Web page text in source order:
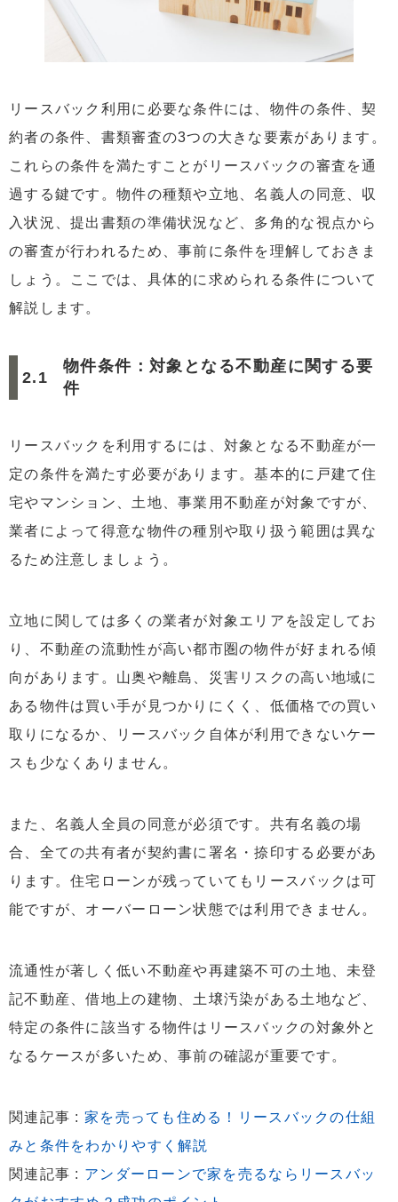
リースバック利用に必要な条件には、物件の条件、契
約者の条件、書類審査の3つの大きな要素があります。
これらの条件を満たすことがリースバックの審査を通
過する鍵です。物件の種類や立地、名義人の同意、収
入状況、提出書類の準備状況など、多角的な視点から
の審査が行われるため、事前に条件を理解しておきま
しょう。ここでは、具体的に求められる条件について
解説します。
物件条件：対象となる不動産に関する要
件
リースバックを利用するには、対象となる不動産が一
定の条件を満たす必要があります。基本的に戸建て住
宅やマンション、土地、事業用不動産が対象ですが、
業者によって得意な物件の種別や取り扱う範囲は異な
るため注意しましょう。
立地に関しては多くの業者が対象エリアを設定してお
り、不動産の流動性が高い都市圏の物件が好まれる傾
向があります。山奥や離島、災害リスクの高い地域に
ある物件は買い手が見つかりにくく、低価格での買い
取りになるか、リースバック自体が利用できないケー
スも少なくありません。
また、名義人全員の同意が必須です。共有名義の場
合、全ての共有者が契約書に署名・捺印する必要があ
ります。住宅ローンが残っていてもリースバックは可
能ですが、オーバーローン状態では利用できません。
流通性が著しく低い不動産や再建築不可の土地、未登
記不動産、借地上の建物、土壌汚染がある土地など、
特定の条件に該当する物件はリースバックの対象外と
なるケースが多いため、事前の確認が重要です。
関連記事 : 家を売っても住める！リースバックの仕組
みと条件をわかりやすく解説
関連記事 : アンダーローンで家を売るならリースバッ